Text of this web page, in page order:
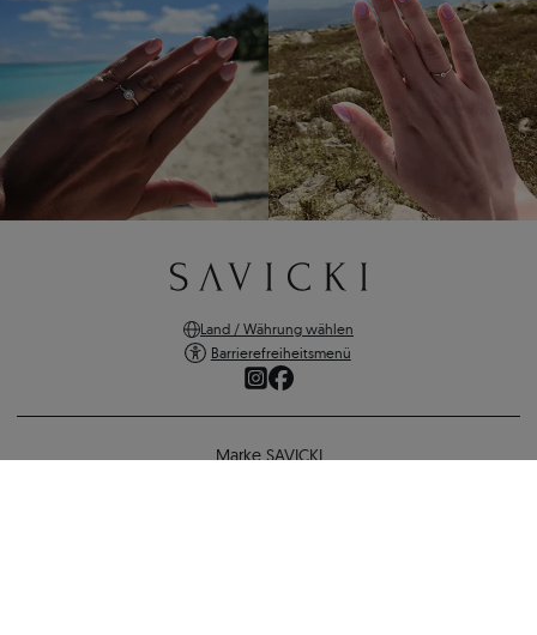
Land / Währung wählen
Barrierefreiheitsmenü
Marke SAVICKI